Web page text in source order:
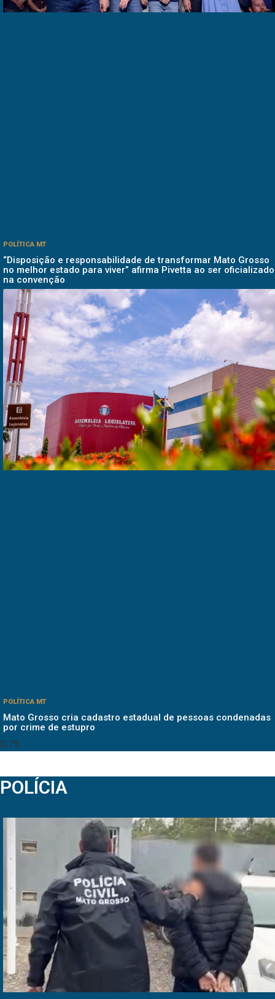
POLÍTICA MT
“Disposição e responsabilidade de transformar Mato Grosso
no melhor estado para viver” afirma Pivetta ao ser oficializado
na convenção
POLÍTICA MT
Mato Grosso cria cadastro estadual de pessoas condenadas
por crime de estupro
POLÍCIA